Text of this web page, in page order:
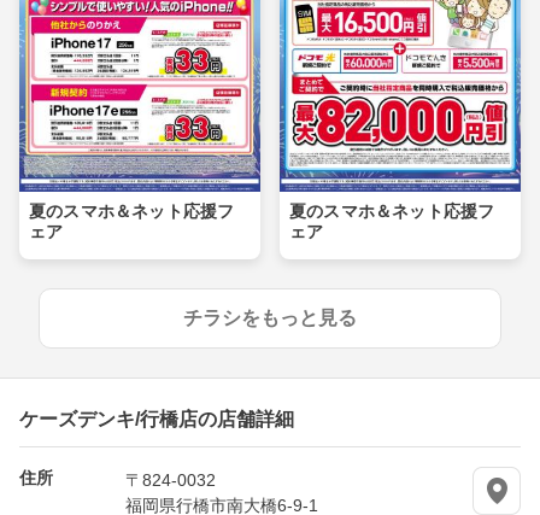
夏のスマホ＆ネット応援フ
ェア
夏のスマホ＆ネット応援フ
ェア
チラシをもっと見る
ケーズデンキ/行橋店の店舗詳細
住所
〒824-0032
福岡県行橋市南大橋6-9-1